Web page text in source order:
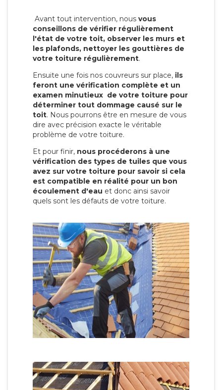
Avant tout intervention, nous vous
conseillons de vérifier régulièrement
l'état de votre toit, observer les murs et
les plafonds, nettoyer les gouttières de
votre toiture régulièrement.
Ensuite une fois nos couvreurs sur place, ils
feront une vérification complète et un
examen minutieux de votre toiture pour
déterminer tout dommage causé sur le
toit. Nous pourrons être en mesure de vous
dire avec précision exacte le véritable
problème de votre toiture.
Et pour finir, nous procéderons à une
vérification des types de tuiles que vous
avez sur votre toiture pour savoir si cela
est compatible en réalité pour un bon
écoulement d'eau et donc ainsi savoir
quels sont les défauts de votre toiture.